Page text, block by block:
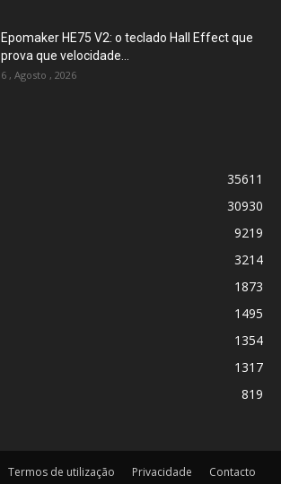
Epomaker HE75 V2: o teclado Hall Effect que
prova que velocidade...
6 , Agosto , 2026
35611
30930
9219
3214
1873
1495
1354
1317
819
Termos de utilização Privacidade Contacto